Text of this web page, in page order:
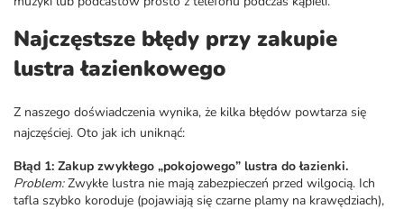
Najczęstsze błędy przy zakupie
lustra łazienkowego
Z naszego doświadczenia wynika, że kilka błędów powtarza się
najczęściej. Oto jak ich uniknąć:
Błąd 1: Zakup zwykłego „pokojowego” lustra do łazienki.
Problem:Zwykłe lustra nie mają zabezpieczeń przed wilgocią. Ich
tafla szybko koroduje (pojawiają się czarne plamy na krawędziach),